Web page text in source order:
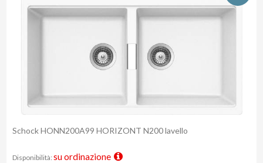
Schock HONN200A99 HORIZONT N200 lavello
Disponibilità: su ordinazione